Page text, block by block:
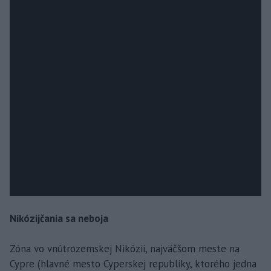
Nikózijčania sa neboja
Zóna vo vnútrozemskej Nikózii, najväčšom meste na
Cypre (hlavné mesto Cyperskej republiky, ktorého jedna